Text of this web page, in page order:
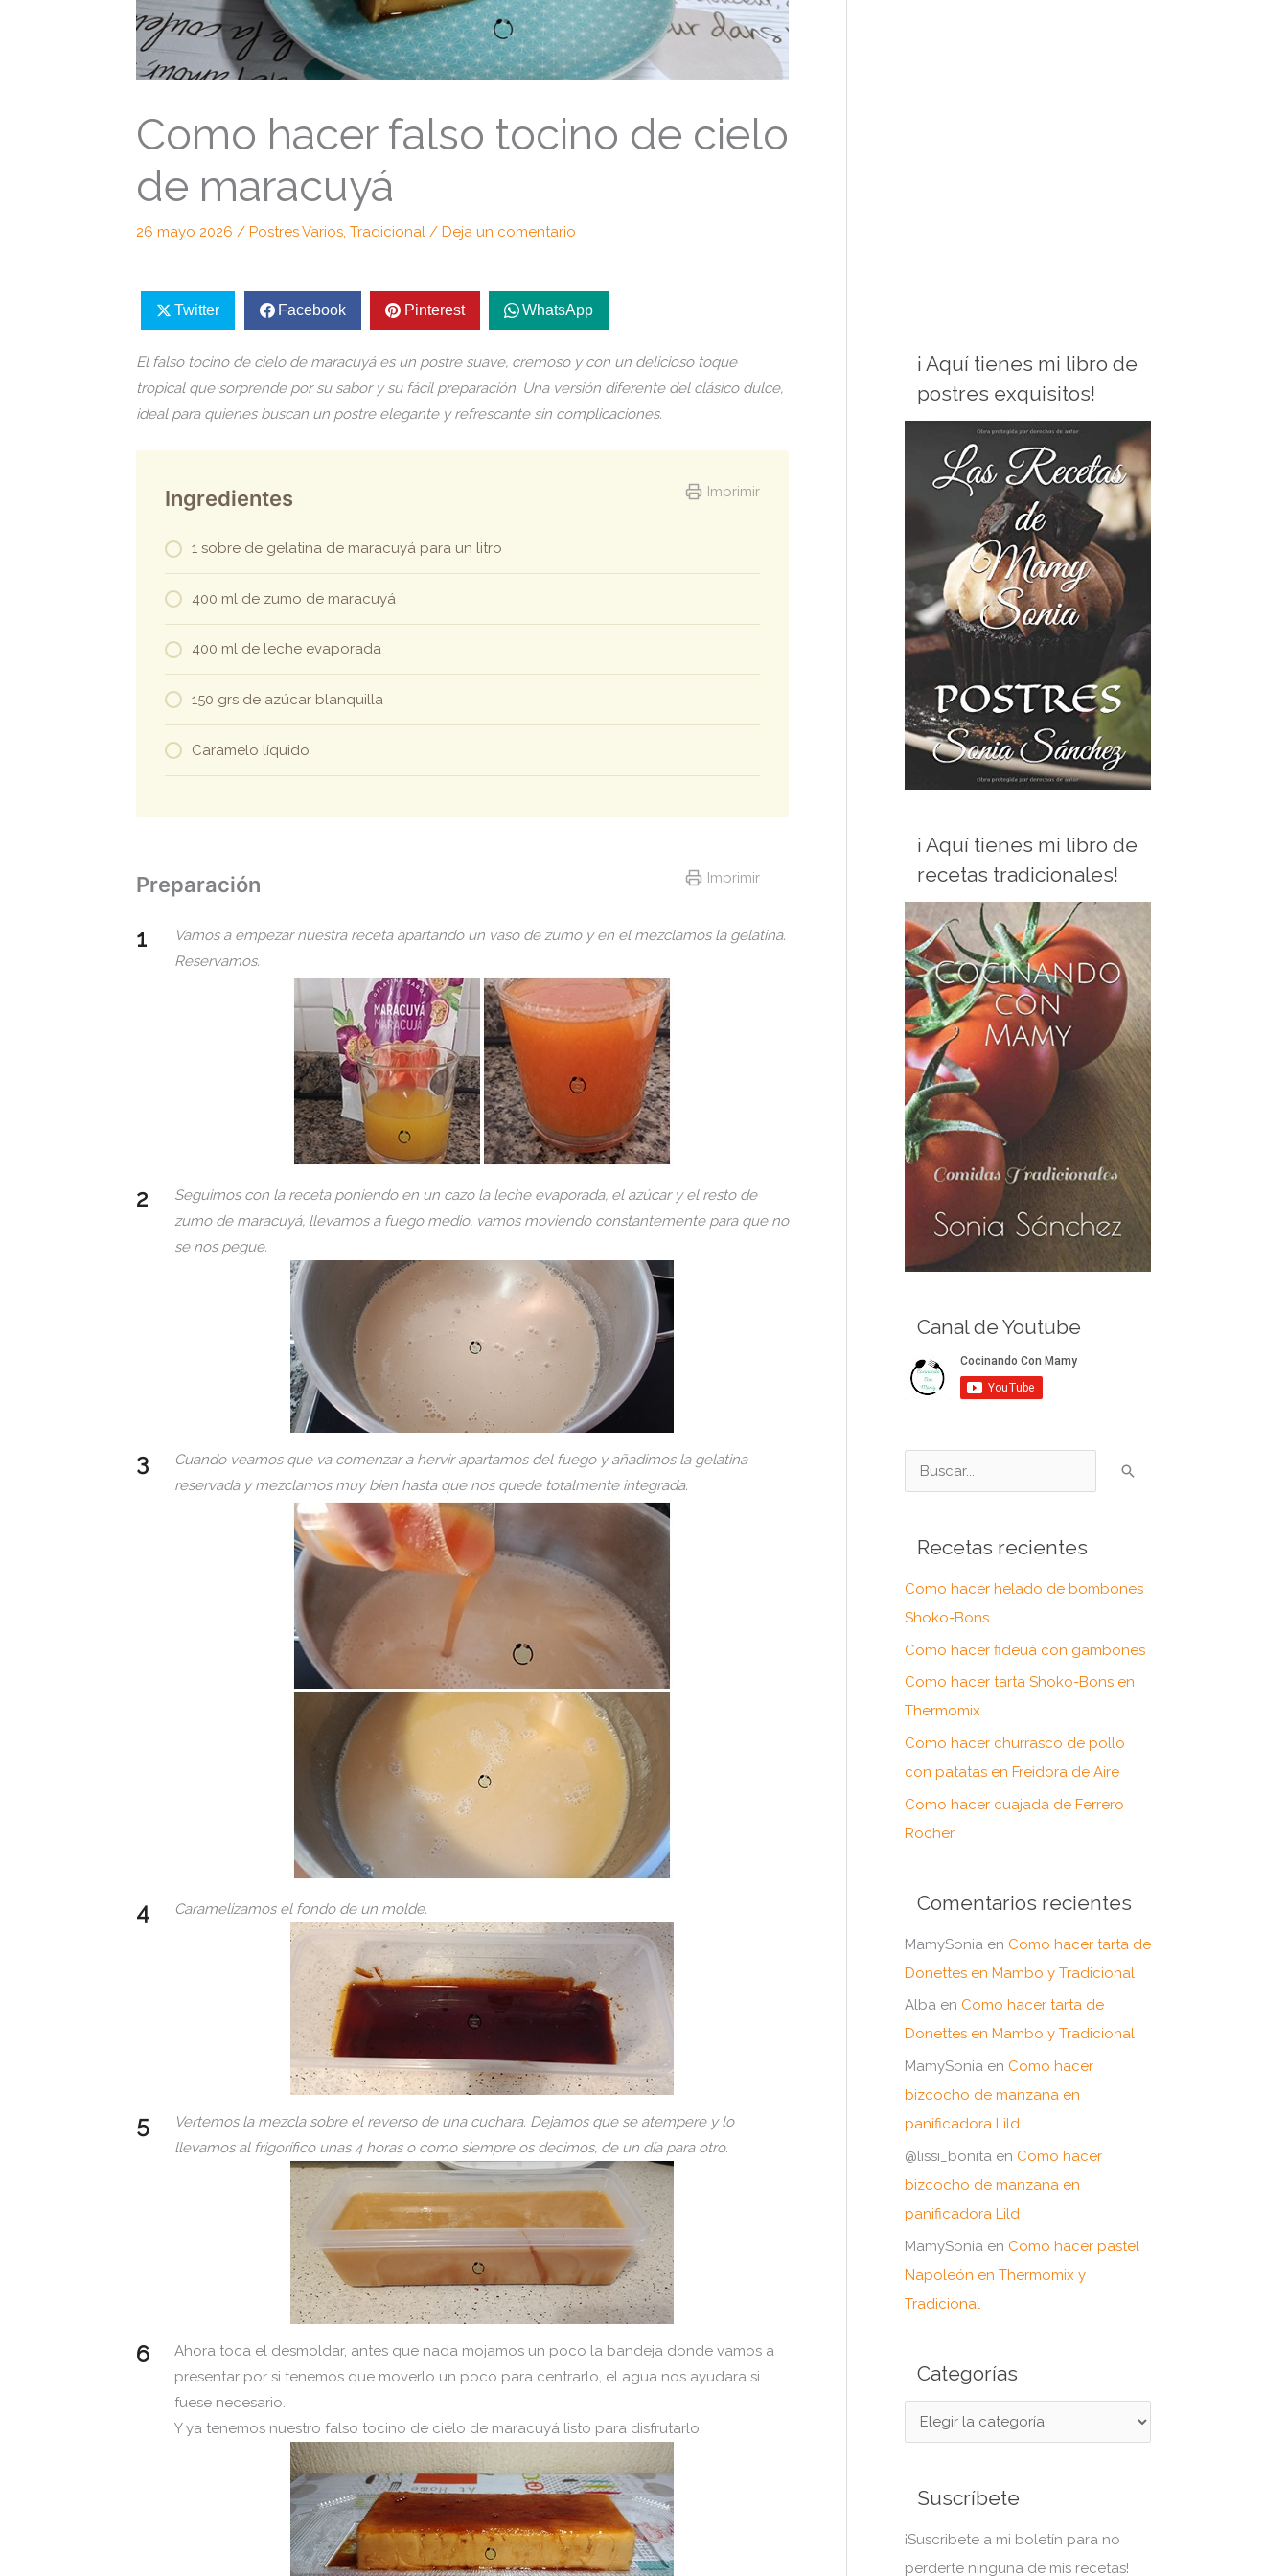
Como hacer falso tocino de cielo
de maracuyá
26 mayo 2026 / Postres Varios, Tradicional / Deja un comentario
Twitter Facebook Pinterest WhatsApp
El falso tocino de cielo de maracuyá es un postre suave, cremoso y con un delicioso toque
tropical que sorprende por su sabor y su fácil preparación. Una versión diferente del clásico dulce,
ideal para quienes buscan un postre elegante y refrescante sin complicaciones.
Imprimir
Ingredientes
1 sobre de gelatina de maracuyá para un litro
400 ml de zumo de maracuyá
400 ml de leche evaporada
150 grs de azúcar blanquilla
Caramelo líquido
Imprimir
Preparación
Vamos a empezar nuestra receta apartando un vaso de zumo y en el mezclamos la gelatina.
Reservamos.
Seguimos con la receta poniendo en un cazo la leche evaporada, el azúcar y el resto de
zumo de maracuyá, llevamos a fuego medio, vamos moviendo constantemente para que no
se nos pegue.
Cuando veamos que va comenzar a hervir apartamos del fuego y añadimos la gelatina
reservada y mezclamos muy bien hasta que nos quede totalmente integrada.
Caramelizamos el fondo de un molde.
Vertemos la mezcla sobre el reverso de una cuchara. Dejamos que se atempere y lo
llevamos al frigorífico unas 4 horas o como siempre os decimos, de un día para otro.
Ahora toca el desmoldar, antes que nada mojamos un poco la bandeja donde vamos a
presentar por si tenemos que moverlo un poco para centrarlo, el agua nos ayudara si
fuese necesario.
Y ya tenemos nuestro falso tocino de cielo de maracuyá listo para disfrutarlo.
¡ Aquí tienes mi libro de
postres exquisitos!
¡ Aquí tienes mi libro de
recetas tradicionales!
Canal de Youtube
u
Recetas recientes
Como hacer helado de bombones
Shoko-Bons
Como hacer fideuá con gambones
Como hacer tarta Shoko-Bons en
Thermomix
Como hacer churrasco de pollo
con patatas en Freidora de Aire
Como hacer cuajada de Ferrero
Rocher
Comentarios recientes
MamySonia en Como hacer tarta de
Donettes en Mambo y Tradicional
Alba en Como hacer tarta de
Donettes en Mambo y Tradicional
MamySonia en Como hacer
bizcocho de manzana en
panificadora Lild
@lissi_bonita en Como hacer
bizcocho de manzana en
panificadora Lild
MamySonia en Como hacer pastel
Napoleón en Thermomix y
Tradicional
Categorías
a
Suscríbete
¡Suscribete a mi boletín para no
perderte ninguna de mis recetas!